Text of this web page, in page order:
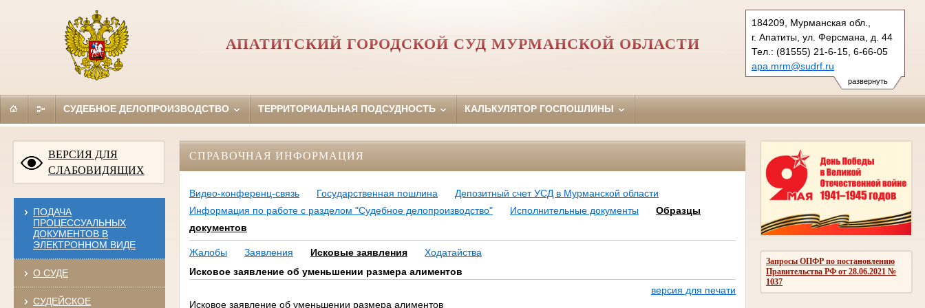
развернуть
184209, Мурманская обл.,
г. Апатиты, ул. Ферсмана, д. 44
Тел.: (81555) 21-6-15, 6-66-05
apa.mrm@sudrf.ru
АПАТИТСКИЙ ГОРОДСКОЙ СУД МУРМАНСКОЙ ОБЛАСТИ
СУДЕБНОЕ ДЕЛОПРОИЗВОДСТВО ТЕРРИТОРИАЛЬНАЯ ПОДСУДНОСТЬ КАЛЬКУЛЯТОР ГОСПОШЛИНЫ
ВЕРСИЯ ДЛЯ
СЛАБОВИДЯЩИХ
ПОДАЧА
ПРОЦЕССУАЛЬНЫХ
ДОКУМЕНТОВ В
ЭЛЕКТРОННОМ ВИДЕ
О СУДЕ
СУДЕЙСКОЕ
Запросы ОПФР по постановлению
Правительства РФ от 28.06.2021 №
1037
СПРАВОЧНАЯ ИНФОРМАЦИЯ
Видео-конференц-связь Государственная пошлина
Депозитный счет УСД в Мурманской области
Информация по работе с разделом "Судебное делопроизводство"
Исполнительные документы
Образцы
документов
Жалобы Заявления Исковые заявления
Ходатайства
Исковое заявление об уменьшении размера алиментов
версия для печати
Исковое заявление об уменьшении размера алиментов